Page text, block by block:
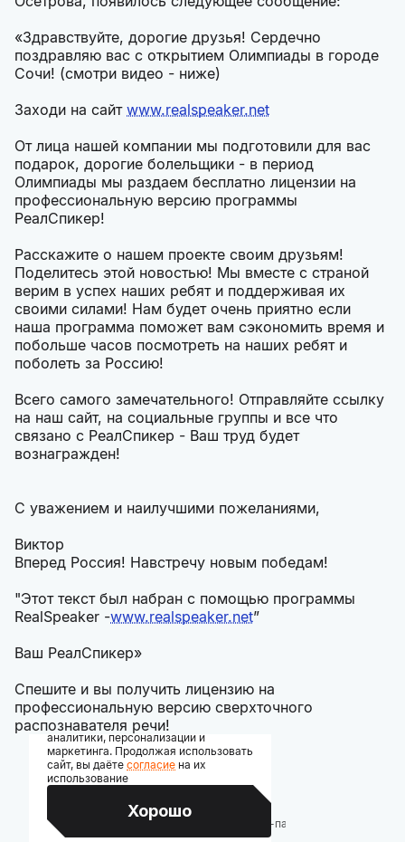
«Здравствуйте, дорогие друзья! Сердечно
поздравляю вас с открытием Олимпиады в городе
Сочи! (смотри видео - ниже)
Заходи на сайт www.realspeaker.net
От лица нашей компании мы подготовили для вас
подарок, дорогие болельщики - в период
Олимпиады мы раздаем бесплатно лицензии на
профессиональную версию программы
РеалСпикер!
Расскажите о нашем проекте своим друзьям!
Поделитесь этой новостью! Мы вместе с страной
верим в успех наших ребят и поддерживая их
своими силами! Нам будет очень приятно если
наша программа поможет вам сэкономить время и
побольше часов посмотреть на наших ребят и
поболеть за Россию!
Всего самого замечательного! Отправляйте ссылку
на наш сайт, на социальные группы и все что
связано с РеалСпикер - Ваш труд будет
вознагражден!
С уважением и наилучшими пожеланиями,
Виктор
Вперед Россия! Навстречу новым победам!
"Этот текст был набран с помощью программы
RealSpeaker -www.realspeaker.net”
Ваш РеалСпикер»
Спешите и вы получить лицензию на
профессиональную версию сверхточного
распознавателя речи!